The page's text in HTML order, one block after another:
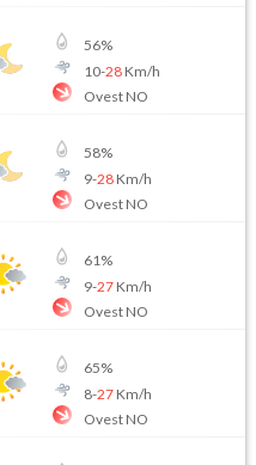
56%
10-28Km/h
Ovest NO
58%
9-28Km/h
Ovest NO
61%
9-27Km/h
Ovest NO
65%
8-27Km/h
Ovest NO